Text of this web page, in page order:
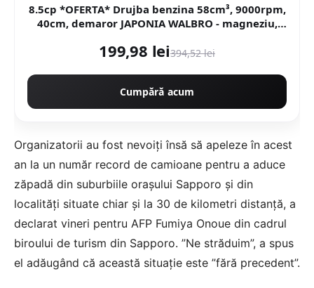
8.5cp *OFERTA* Drujba benzina 58cm³, 9000rpm,
40cm, demaror JAPONIA WALBRO - magneziu,
199,98 lei394,52 lei
Cumpără acum
Organizatorii au fost nevoiţi însă să apeleze în acest
an la un număr record de camioane pentru a aduce
zăpadă din suburbiile oraşului Sapporo şi din
localităţi situate chiar şi la 30 de kilometri distanţă, a
declarat vineri pentru AFP Fumiya Onoue din cadrul
biroului de turism din Sapporo. ”Ne străduim”, a spus
el adăugând că această situaţie este ”fără precedent”.